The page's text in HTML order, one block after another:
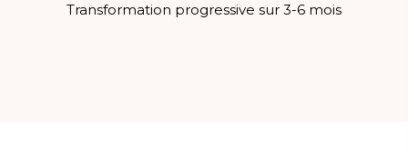
Transformation progressive sur 3-6 mois